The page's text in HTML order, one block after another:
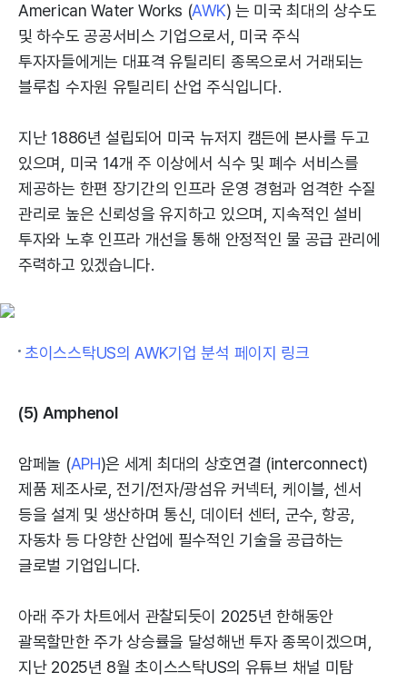
American Water Works (AWK) 는 미국 최대의 상수도
및 하수도 공공서비스 기업으로서, 미국 주식
투자자들에게는 대표격 유틸리티 종목으로서 거래되는
블루칩 수자원 유틸리티 산업 주식입니다.
지난 1886년 설립되어 미국 뉴저지 캠든에 본사를 두고
있으며, 미국 14개 주 이상에서 식수 및 폐수 서비스를
제공하는 한편 장기간의 인프라 운영 경험과 엄격한 수질
관리로 높은 신뢰성을 유지하고 있으며, 지속적인 설비
투자와 노후 인프라 개선을 통해 안정적인 물 공급 관리에
주력하고 있겠습니다.
초이스스탁US의 AWK기업 분석 페이지 링크
(5) Amphenol
암페놀 (APH)은 세계 최대의 상호연결 (interconnect)
제품 제조사로, 전기/전자/광섬유 커넥터, 케이블, 센서
등을 설계 및 생산하며 통신, 데이터 센터, 군수, 항공,
자동차 등 다양한 산업에 필수적인 기술을 공급하는
글로벌 기업입니다.
아래 주가 차트에서 관찰되듯이 2025년 한해동안
괄목할만한 주가 상승률을 달성해낸 투자 종목이겠으며,
지난 2025년 8월 초이스스탁US의 유튜브 채널 미탐